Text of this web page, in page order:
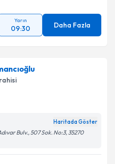
Yarın
09:30 Daha Fazla
Haritada Göster
Bulv., 507 Sok. No:3, 35270